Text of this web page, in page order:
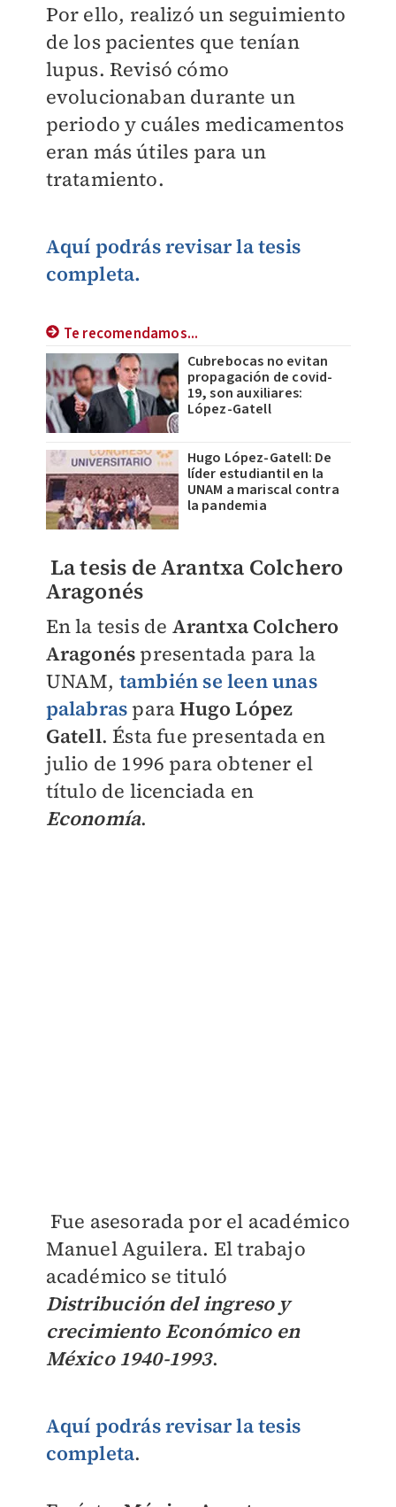
Por ello, realizó un seguimiento
de los pacientes que tenían
lupus. Revisó cómo
evolucionaban durante un
periodo y cuáles medicamentos
eran más útiles para un
tratamiento.
Aquí podrás revisar la tesis
completa.
Te recomendamos...
Cubrebocas no evitan
propagación de covid-
19, son auxiliares:
López-Gatell
Hugo López-Gatell: De
líder estudiantil en la
UNAM a mariscal contra
la pandemia
La tesis de Arantxa Colchero
Aragonés
En la tesis de Arantxa Colchero
Aragonés presentada para la
UNAM, también se leen unas
palabras paraHugo López
Gatell. Ésta fue presentada en
julio de 1996 para obtener el
título de licenciada en
Economía.
Fue asesorada por el académico
Manuel Aguilera. El trabajo
académico se tituló
Distribución del ingreso y
crecimiento Económico en
México 1940-1993.
Aquí podrás revisar la tesis
completa.